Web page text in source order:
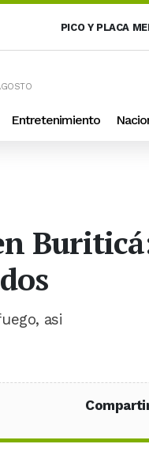
PICO Y PLACA
Entretenimiento
asi